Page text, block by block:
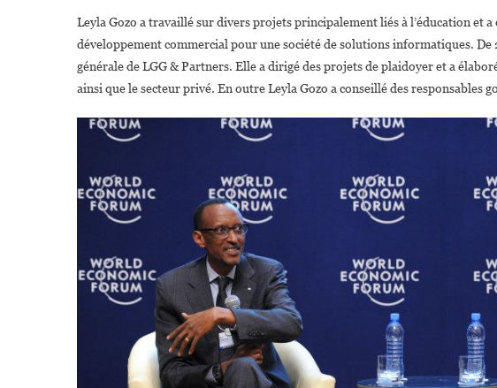
Leyla Gozo a travaillé sur divers projets principalement liés à l’éducation et
développement commercial pour une société de solutions informatiques.
générale de LGG & Partners. Elle a dirigé des projets de plaidoyer et a
ainsi que le secteur privé. En outre Leyla Gozo a conseillé des responsables